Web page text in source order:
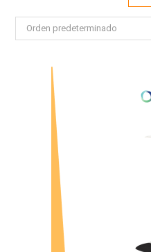
Orden predeterminado